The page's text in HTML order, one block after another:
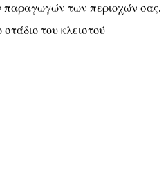
παραγωγών των περιοχών σας.
του κλειστού